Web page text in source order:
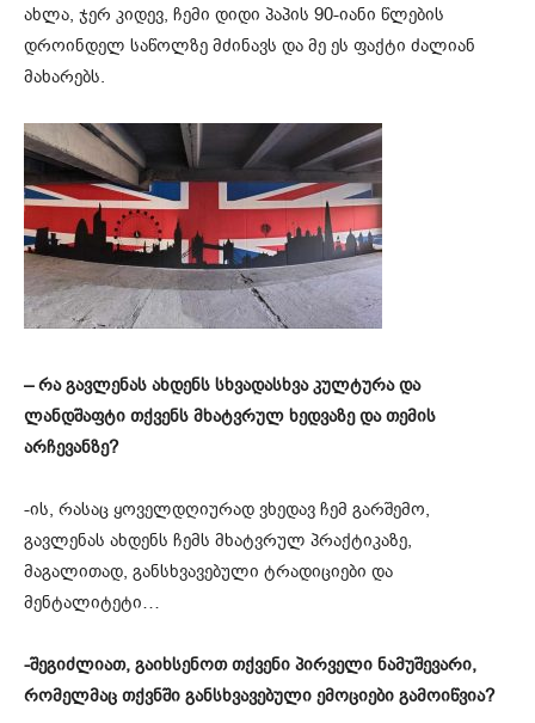
ახლა, ჯერ კიდევ, ჩემი დიდი პაპის 90-იანი წლების
დროინდელ საწოლზე მძინავს და მე ეს ფაქტი ძალიან
მახარებს.
– რა გავლენას ახდენს სხვადასხვა კულტურა და
ლანდშაფტი თქვენს მხატვრულ ხედვაზე და თემის
არჩევანზე?
-ის, რასაც ყოველდღიურად ვხედავ ჩემ გარშემო,
გავლენას ახდენს ჩემს მხატვრულ პრაქტიკაზე,
მაგალითად, განსხვავებული ტრადიციები და
მენტალიტეტი…
-შეგიძლიათ, გაიხსენოთ თქვენი პირველი ნამუშევარი,
რომელმაც თქვნში განსხვავებული ემოციები გამოიწვია?